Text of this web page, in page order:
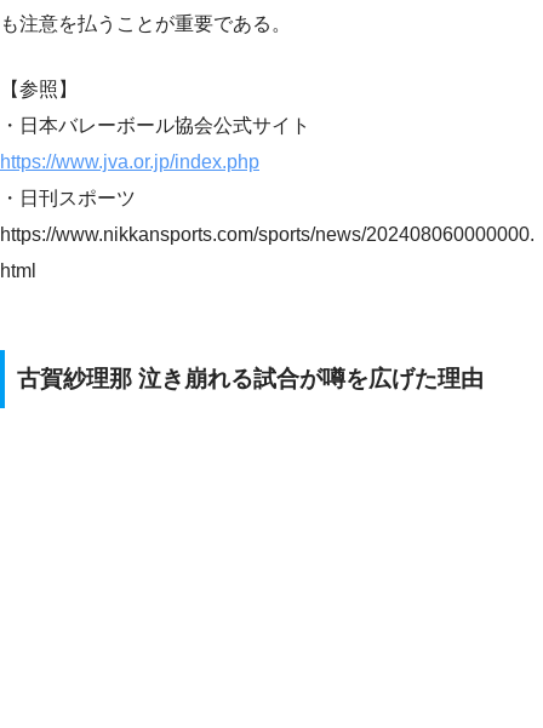
も注意を払うことが重要である。
【参照】
・日本バレーボール協会公式サイト
https://www.jva.or.jp/index.php
・日刊スポーツ
https://www.nikkansports.com/sports/news/202408060000000.
html
古賀紗理那 泣き崩れる試合が噂を広げた理由